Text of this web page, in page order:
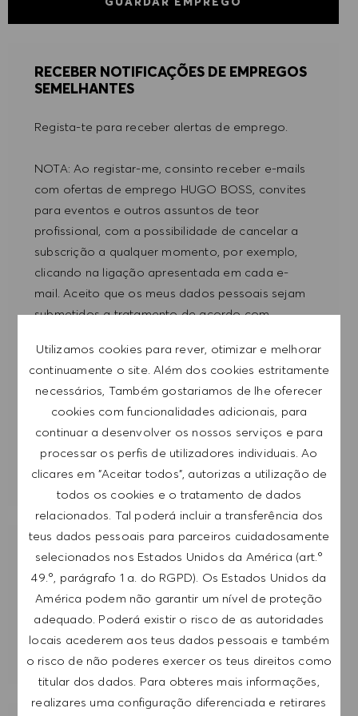
Utilizamos cookies para rever, otimizar e melhorar
continuamente o site. Além dos cookies estritamente
necessários, Também gostariamos de lhe oferecer
cookies com funcionalidades adicionais, para
continuar a desenvolver os nossos serviços e para
processar os perfis de utilizadores individuais. Ao
clicares em "Aceitar todos", autorizas a utilização de
todos os cookies e o tratamento de dados
relacionados. Tal poderá incluir a transferência dos
teus dados pessoais para parceiros cuidadosamente
selecionados nos Estados Unidos da América (art.º
49.º, parágrafo 1 a. do RGPD). Os Estados Unidos da
América podem não garantir um nível de proteção
adequado. Poderá existir o risco de as autoridades
locais acederem aos teus dados pessoais e também
o risco de não poderes exercer os teus direitos como
titular dos dados. Para obteres mais informações,
realizares uma configuração diferenciada e retirares
RECEBER NOTIFICAÇÕES DE EMPREGOS
SEMELHANTES
Regista-te para receber alertas de emprego.
NOTA: Ao registar-me, consinto receber e-mails
com ofertas de emprego HUGO BOSS, convites
para eventos e outros assuntos de teor
profissional, com a possibilidade de cancelar a
subscrição a qualquer momento, por exemplo,
clicando na ligação apresentada em cada e-
mail. Aceito que os meus dados pessoais sejam
submetidos a tratamento de acordo com
Introduzir endereço de e-mail (obrigatório)
SUBMETER
GERIR ALERTAS
RECEBE RECOMENDAÇÕES DE EMPREGO
PERSONALIZADAS COM BASE NOS TEUS
INTERESSES.
COMEÇAR